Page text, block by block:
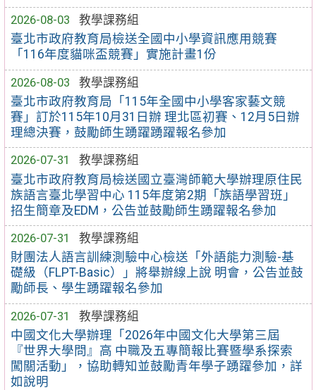
2026-08-03
教學課務組
臺北市政府教育局檢送全國中小學資訊應用競賽
「116年度貓咪盃競賽」實施計畫1份
2026-08-03
教學課務組
臺北市政府教育局「115年全國中小學客家藝文競
賽」訂於115年10月31日辦 理北區初賽、12月5日辦
理總決賽，鼓勵師生踴躍踴躍報名參加
2026-07-31
教學課務組
臺北市政府教育局檢送國立臺灣師範大學辦理原住民
族語言臺北學習中心 115年度第2期「族語學習班」
招生簡章及EDM，公告並鼓勵師生踴躍報名參加
2026-07-31
教學課務組
財團法人語言訓練測驗中心檢送「外語能力測驗-基
礎級（FLPT-Basic）」將舉辦線上說 明會，公告並鼓
勵師長、學生踴躍報名參加
2026-07-31
教學課務組
中國文化大學辦理「2026年中國文化大學第三屆
『世界大學問』高 中職及五專簡報比賽暨學系探索
闖關活動」，協助轉知並鼓勵青年學子踴躍參加，詳
如說明